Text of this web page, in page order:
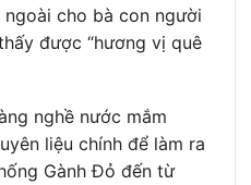
cho bà con người
được “hương vị quê
nghề nước mắm
liệu chính để làm ra
Gành Đỏ đến từ